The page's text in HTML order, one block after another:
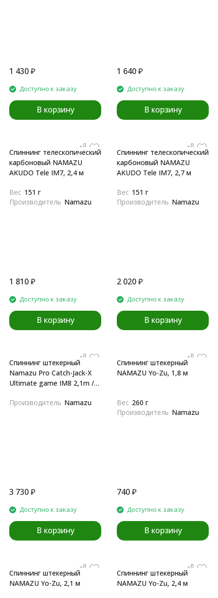
1 430₽
Доступно к заказу
В корзину
1 640₽
Доступно к заказу
В корзину
Спиннинг телескопический
карбоновый NAMAZU
AKUDO Tele IM7, 2,4 м
Вес 151 г
Производитель Namazu
1 810₽
Доступно к заказу
В корзину
Спиннинг телескопический
карбоновый NAMAZU
AKUDO Tele IM7, 2,7 м
Вес 151 г
Производитель Namazu
2 020₽
Доступно к заказу
В корзину
Спиннинг штекерный
Namazu Pro Catch-Jack-X
Ultimate game IM8 2,1m /
Производитель Namazu
3 730₽
Доступно к заказу
В корзину
Спиннинг штекерный
NAMAZU Yo-Zu, 1,8 м
Вес 260 г
Производитель Namazu
740₽
Доступно к заказу
В корзину
Спиннинг штекерный
NAMAZU Yo-Zu, 2,1 м
Спиннинг штекерный
NAMAZU Yo-Zu, 2,4 м